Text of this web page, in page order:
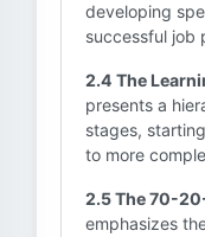
developing
successful job
2.4 The
presents a
stages,
to more
2.5 The 70-
emphasizes